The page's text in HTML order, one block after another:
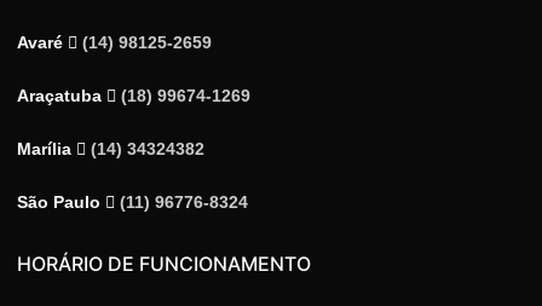
Avaré (14) 98125-2659
Araçatuba (18) 99674-1269
Marília (14) 34324382
São Paulo (11) 96776-8324
HORÁRIO DE FUNCIONAMENTO